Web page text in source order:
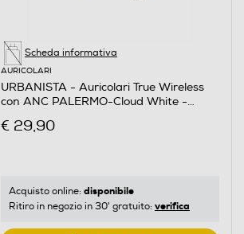
Scheda informativa
AURICOLARI
URBANISTA - Auricolari True Wireless
con ANC PALERMO-Cloud White -
€ 29,90
Acquisto online: disponibile
Ritiro in negozio in 30' gratuito: verifica